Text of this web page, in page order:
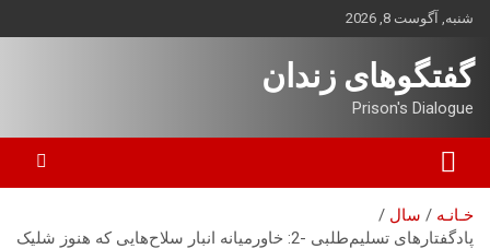
بروید
شنبه, آگوست 8, 2026
گفتگوهای زندان
Prison's Dialogue
خـانـه
سال
پادگفتارهای تسلیم‌طلبی -2: خاورمیانه انبار سلاح‌هایی که هنوز شلیک